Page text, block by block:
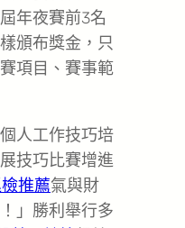
年夜賽前3名
頒布獎金，只
項目、賽事範
人工作技巧培
技巧比賽增進
推薦氣與財
」勝利舉行多